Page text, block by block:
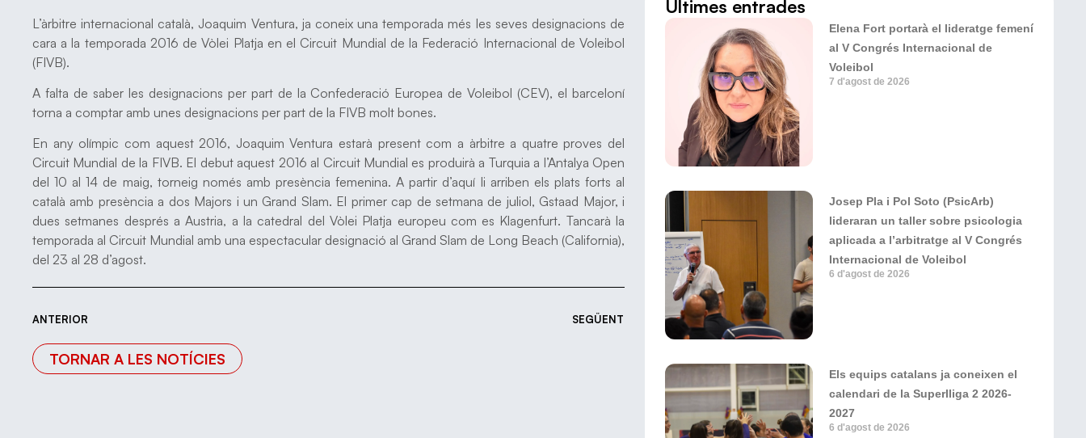
L’àrbitre internacional català, Joaquim Ventura, ja coneix una temporada més les seves designacions de
cara a la temporada 2016 de Vòlei Platja en el Circuit Mundial de la Federació Internacional de Voleibol
(FIVB).
A falta de saber les designacions per part de la Confederació Europea de Voleibol (CEV), el barceloní
torna a comptar amb unes designacions per part de la FIVB molt bones.
En any olímpic com aquest 2016, Joaquim Ventura estarà present com a àrbitre a quatre proves del
Circuit Mundial de la FIVB. El debut aquest 2016 al Circuit Mundial es produirà a Turquia a l’Antalya Open
del 10 al 14 de maig, torneig només amb presència femenina. A partir d’aquí li arriben els plats forts al
català amb presència a dos Majors i un Grand Slam. El primer cap de setmana de juliol, Gstaad Major, i
dues setmanes després a Austria, a la catedral del Vòlei Platja europeu com es Klagenfurt. Tancarà la
temporada al Circuit Mundial amb una espectacular designació al Grand Slam de Long Beach (California),
del 23 al 28 d’agost.
ANTERIOR SEGÜENT
TORNAR A LES NOTÍCIES
Últimes entrades
Elena Fort portarà el lideratge femení
al V Congrés Internacional de
Voleibol
7 d'agost de 2026
Josep Pla i Pol Soto (PsicArb)
lideraran un taller sobre psicologia
aplicada a l’arbitratge al V Congrés
Internacional de Voleibol
6 d'agost de 2026
Els equips catalans ja coneixen el
calendari de la Superlliga 2 2026-
2027
6 d'agost de 2026